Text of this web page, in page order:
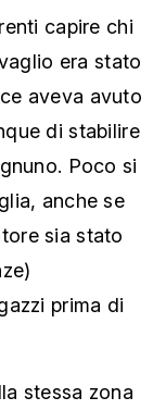
capire chi
era stato
aveva avuto
di stabilire
Poco si
anche se
sia stato
prima di
stessa zona